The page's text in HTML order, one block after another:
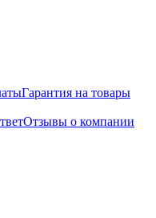
Гарантия на товары
Отзывы о компании